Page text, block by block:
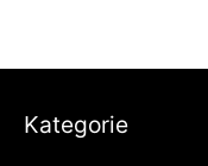
Kategorie